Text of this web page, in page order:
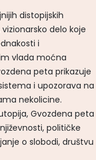
distopijskih
delo koje
i
vlada moćna
peta prikazuje
i upozorava na
nekolicine.
Gvozdena peta
političke
o slobodi, društvu